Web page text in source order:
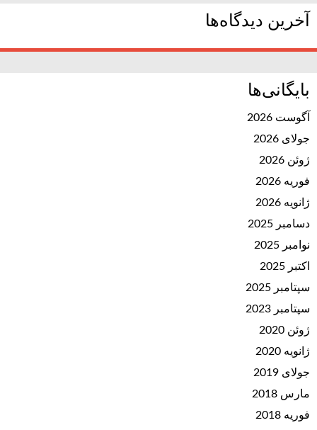
آخرین دیدگاه‌ها
بایگانی‌ها
آگوست 2026
جولای 2026
ژوئن 2026
فوریه 2026
ژانویه 2026
دسامبر 2025
نوامبر 2025
اکتبر 2025
سپتامبر 2025
سپتامبر 2023
ژوئن 2020
ژانویه 2020
جولای 2019
مارس 2018
فوریه 2018